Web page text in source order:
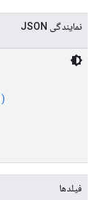
نمایندگی JSON
)
فیلدها